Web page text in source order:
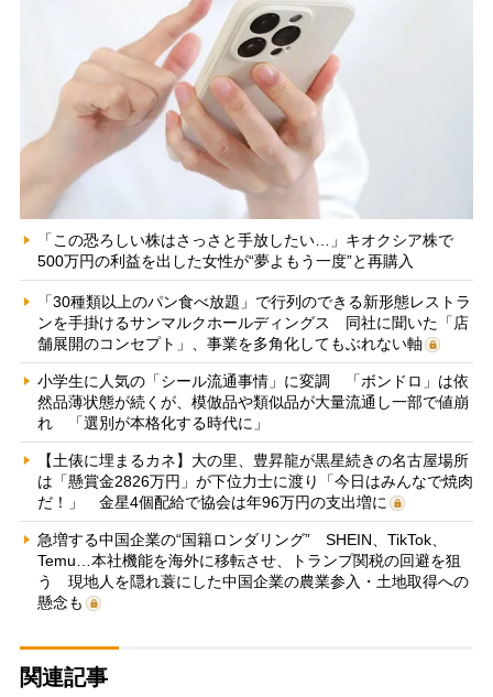
「この恐ろしい株はさっさと手放したい…」キオクシア株で
500万円の利益を出した女性が“夢よもう一度”と再購入
「30種類以上のパン食べ放題」で行列のできる新形態レストラ
ンを手掛けるサンマルクホールディングス 同社に聞いた「店
舗展開のコンセプト」、事業を多角化してもぶれない軸
小学生に人気の「シール流通事情」に変調 「ボンドロ」は依
然品薄状態が続くが、模倣品や類似品が大量流通し一部で値崩
れ 「選別が本格化する時代に」
【土俵に埋まるカネ】大の里、豊昇龍が黒星続きの名古屋場所
は「懸賞金2826万円」が下位力士に渡り「今日はみんなで焼肉
だ！」 金星4個配給で協会は年96万円の支出増に
急増する中国企業の“国籍ロンダリング” SHEIN、TikTok、
Temu…本社機能を海外に移転させ、トランプ関税の回避を狙
う 現地人を隠れ蓑にした中国企業の農業参入・土地取得への
懸念も
関連記事